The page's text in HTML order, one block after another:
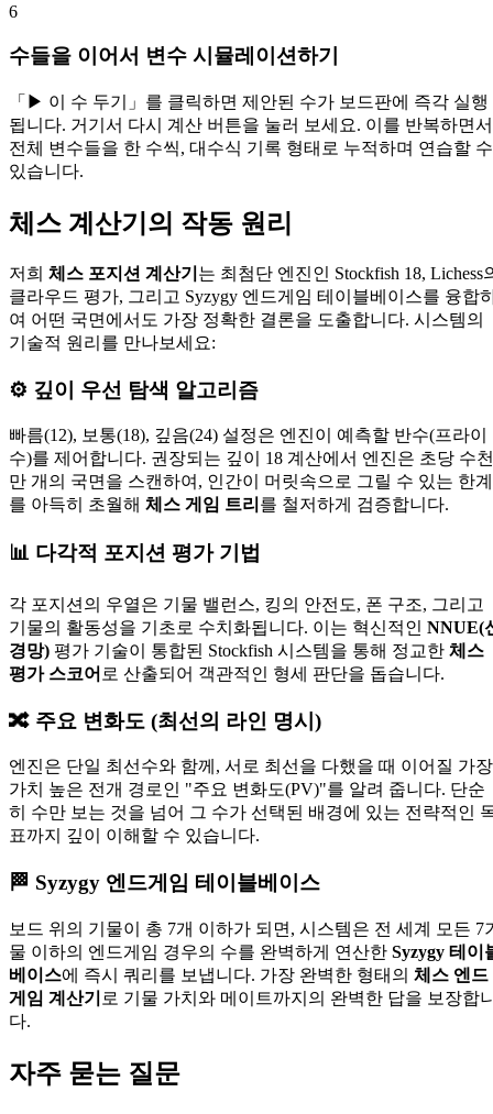
6
수들을 이어서 변수 시뮬레이션하기
「▶ 이 수 두기」를 클릭하면 제안된 수가 보드판에 즉각 실행
됩니다. 거기서 다시 계산 버튼을 눌러 보세요. 이를 반복하면서
전체 변수들을 한 수씩, 대수식 기록 형태로 누적하며 연습할 수
있습니다.
체스 계산기의 작동 원리
저희 체스 포지션 계산기 는 최첨단 엔진인 Stockfish 18, Lichess
클라우드 평가, 그리고 Syzygy 엔드게임 테이블베이스를 융합
여 어떤 국면에서도 가장 정확한 결론을 도출합니다. 시스템의
기술적 원리를 만나보세요:
⚙️ 깊이 우선 탐색 알고리즘
빠름(12), 보통(18), 깊음(24) 설정은 엔진이 예측할 반수(프라이
수)를 제어합니다. 권장되는 깊이 18 계산에서 엔진은 초당 수천
만 개의 국면을 스캔하여, 인간이 머릿속으로 그릴 수 있는 한계
를 아득히 초월해 체스 게임 트리 를 철저하게 검증합니다.
📊 다각적 포지션 평가 기법
각 포지션의 우열은 기물 밸런스, 킹의 안전도, 폰 구조, 그리고
기물의 활동성을 기초로 수치화됩니다. 이는 혁신적인 NNUE(
경망) 평가 기술이 통합된 Stockfish 시스템을 통해 정교한 체스
평가 스코어 로 산출되어 객관적인 형세 판단을 돕습니다.
🔀 주요 변화도 (최선의 라인 명시)
엔진은 단일 최선수와 함께, 서로 최선을 다했을 때 이어질 가장
가치 높은 전개 경로인 "주요 변화도(PV)"를 알려 줍니다. 단순
히 수만 보는 것을 넘어 그 수가 선택된 배경에 있는 전략적인
표까지 깊이 이해할 수 있습니다.
🏁 Syzygy 엔드게임 테이블베이스
보드 위의 기물이 총 7개 이하가 되면, 시스템은 전 세계 모든 7
물 이하의 엔드게임 경우의 수를 완벽하게 연산한 Syzygy 테이
베이스에 즉시 쿼리를 보냅니다. 가장 완벽한 형태의 체스 엔드
게임 계산기 로 기물 가치와 메이트까지의 완벽한 답을 보장합
다.
자주 묻는 질문